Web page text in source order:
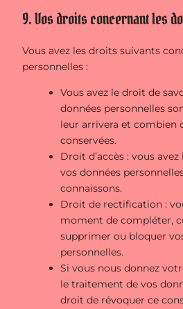
9. Vos droits concernant les
Vous avez les droits suivants
personnelles :
Vous avez le droit de
données personnelles
leur arrivera et combien
conservées.
Droit d’accès : vous
vos données
connaissons.
Droit de rectification :
moment de compléter,
supprimer ou bloquer
personnelles.
Si vous nous donnez
le traitement de vos
droit de révoquer ce